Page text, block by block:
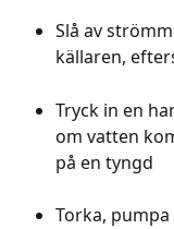
Slå av
källaren,
Tryck in en
om vatten
på en tyngd
Torka,